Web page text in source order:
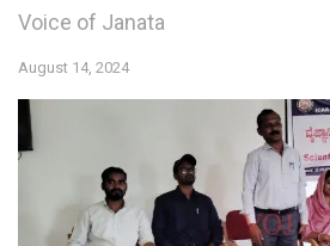
Voice of Janata
August 14, 2024